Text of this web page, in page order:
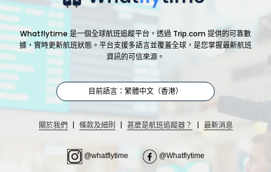
Whatflytime 是一個全球航班追蹤平台，透過 Trip.com 提供的可靠數
據，實時更新航班狀態。平台支援多語言並覆蓋全球，是您掌握最新航班
資訊的可信來源。
目前語言：繁體中文（香港）
關於我們 | 條款及細則 | 甚麼是航班追蹤器？ | 最新消息
@whatflytime @Whatflytime